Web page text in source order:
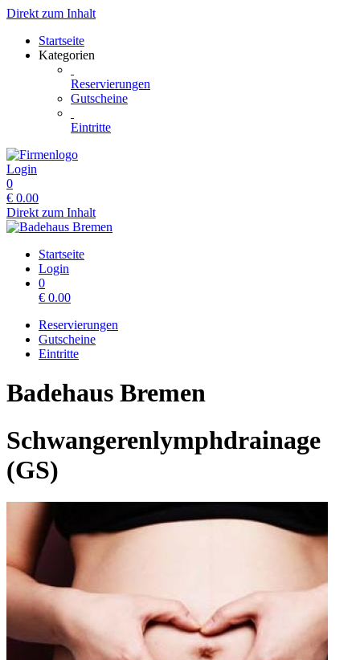
Direkt zum Inhalt
Startseite
Kategorien
Reservierungen
Gutscheine
Eintritte
Login
0
€ 0.00
Direkt zum Inhalt
Startseite
Login
0
€ 0.00
Reservierungen
Gutscheine
Eintritte
Badehaus Bremen
Schwangerenlymphdrainage
(GS)